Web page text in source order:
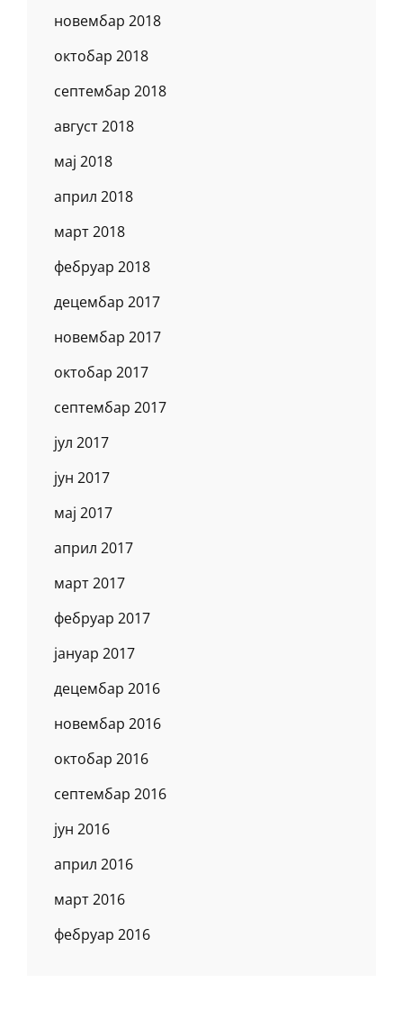
новембар 2018
октобар 2018
септембар 2018
август 2018
мај 2018
април 2018
март 2018
фебруар 2018
децембар 2017
новембар 2017
октобар 2017
септембар 2017
јул 2017
јун 2017
мај 2017
април 2017
март 2017
фебруар 2017
јануар 2017
децембар 2016
новембар 2016
октобар 2016
септембар 2016
јун 2016
април 2016
март 2016
фебруар 2016